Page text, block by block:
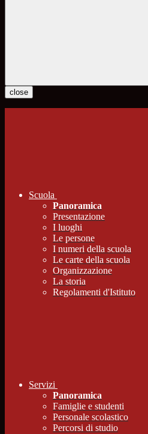
close
Scuola
Panoramica
Presentazione
I luoghi
Le persone
I numeri della scuola
Le carte della scuola
Organizzazione
La storia
Regolamenti d'Istituto
Servizi
Panoramica
Famiglie e studenti
Personale scolastico
Percorsi di studio